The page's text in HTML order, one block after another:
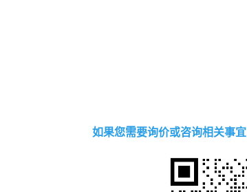
如果您需要询价或咨询相关事